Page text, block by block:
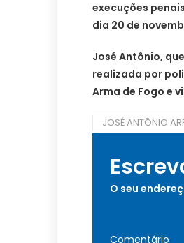
execuções
dia 20 de
José Antônio,
realizada por
Arma de Fogo e
JOSÉ ANTÔNIO
O seu
Comentário